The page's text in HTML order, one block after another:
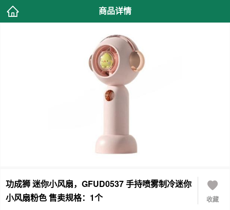
商品详情
功成狮 迷你小风扇，GFUD0537 手持喷雾制冷迷你
小风扇粉色 售卖规格：1个
收藏